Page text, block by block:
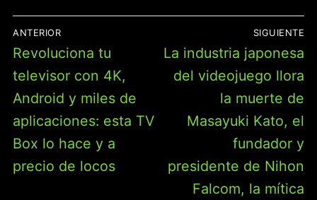
DE
ENTRADAS
ANTERIOR
Entrada
anterior:
Revoluciona tu
televisor con 4K,
Android y miles de
aplicaciones: esta TV
Box lo hace y a
precio de locos
SIGUIENTE
Entrada
siguiente:
La industria japonesa
del videojuego llora
la muerte de
Masayuki Kato, el
fundador y
presidente de Nihon
Falcom, la mítica